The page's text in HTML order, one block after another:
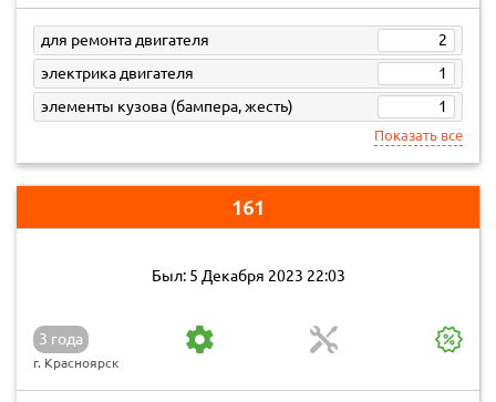
для ремонта двигателя
2
электрика двигателя
1
элементы кузова (бампера, жесть)
1
Показать все
161
Был: 5 Декабря 2023 22:03
3 года
г. Красноярск